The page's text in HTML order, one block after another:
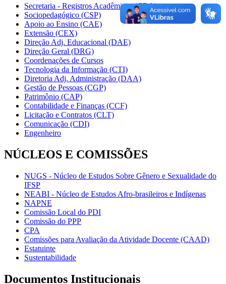
Secretaria - Registros Acadêmicos (CRA)
Sociopedagógico (CSP)
Apoio ao Ensino (CAE)
Extensão (CEX)
Direção Adj. Educacional (DAE)
Direção Geral (DRG)
Coordenações de Cursos
Tecnologia da Informação (CTI)
Diretoria Adj. Administração (DAA)
Gestão de Pessoas (CGP)
Patrimônio (CAP)
Contabilidade e Finanças (CCF)
Licitação e Contratos (CLT)
Comunicação (CDI)
Engenheiro
NÚCLEOS E COMISSÕES
NUGS - Núcleo de Estudos Sobre Gênero e Sexualidade do
IFSP
NEABI - Núcleo de Estudos Afro-brasileiros e Indígenas
NAPNE
Comissão Local do PDI
Comissão do PPP
CPA
Comissões para Avaliação da Atividade Docente (CAAD)
Estatuinte
Sustentabilidade
Documentos Institucionais